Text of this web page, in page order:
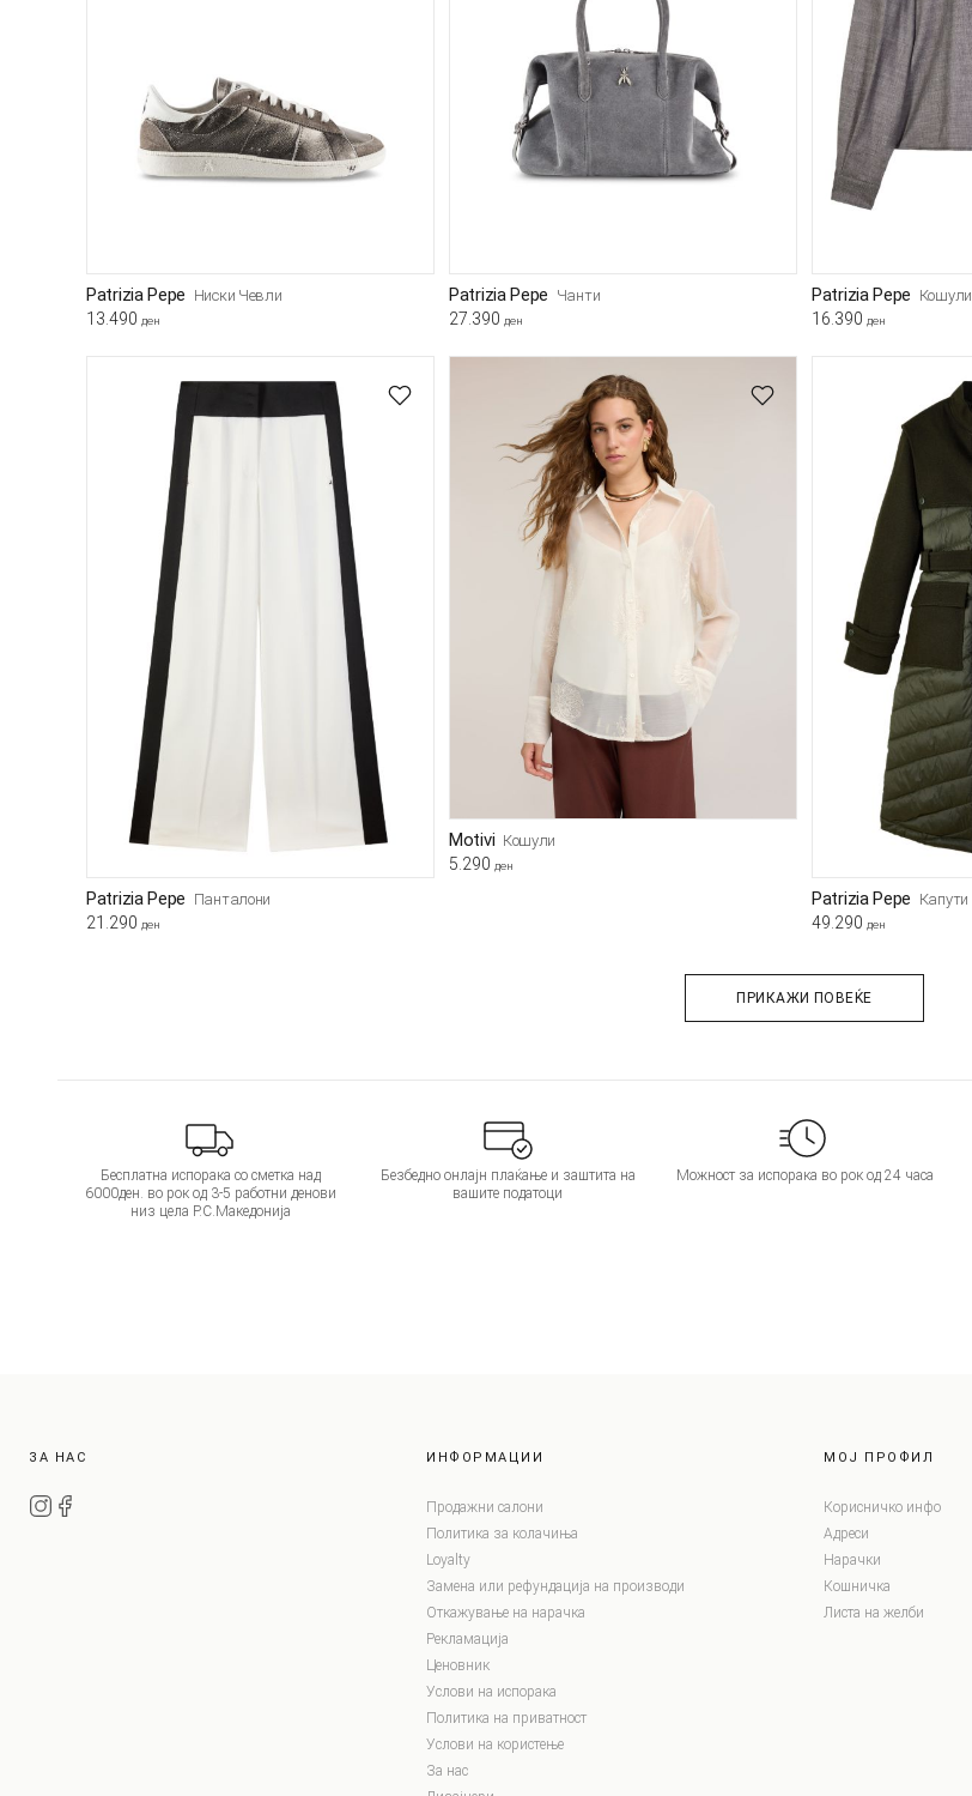
Patrizia Pepe Ниски Чевли
13.490 ден
Patrizia Pepe Чанти
27.390 ден
Patrizia Pepe Кошули
16.390 ден
Patrizia Pepe Панталони
21.290 ден
Motivi Кошули
5.290 ден
Patrizia Pepe Капути
49.290 ден
ПРИКАЖИ ПОВЕЌЕ
Бесплатна испорака со сметка над
6000ден. во рок од 3-5 работни денови
низ цела Р.С.Македонија
Безбедно онлајн плаќање и заштита на
вашите податоци
Можност за испорака во рок од 24 часа
ЗА НАС ИНФОРМАЦИИ
Продажни салони
Политика за колачиња
Loyalty
Замена или рефундација на производи
Откажување на нарачка
Рекламација
Ценовник
Услови на испорака
Политика на приватност
Услови на користење
За нас
МОЈ ПРОФИЛ
Корисничко инфо
Адреси
Нарачки
Кошничка
Листа на желби